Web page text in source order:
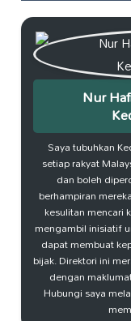
Nur
Saya tubuhkan
setiap rakyat
dan boleh
berhampiran
kesulitan mencari
mengambil inisiatif
dapat membuat
bijak. Direktori ini
dengan
Hubungi saya